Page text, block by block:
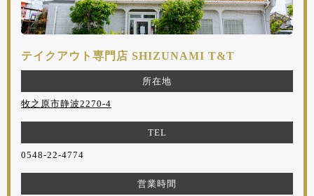
テイクアウト専門店 SHIZUNAMI T&T
所在地
牧之原市静波2270-4
TEL
0548-22-4774
営業時間